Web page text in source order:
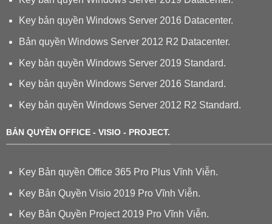
Key bản quyền Windows Server 2016 Datacenter.
Bản quyền Windows Server 2012 R2 Datacenter.
Key bản quyền Windows Server 2019 Standard.
Key bản quyền Windows Server 2016 Standard.
Key bản quyền Windows Server 2012 R2 Standard.
BẢN QUYỀN OFFICE - VISIO - PROJECT.
Key Bản quyền Office 365 Pro Plus Vĩnh Viễn.
Key Bản Quyền Visio 2019 Pro Vĩnh Viễn.
Key Bản Quyền Project 2019 Pro Vĩnh Viễn.